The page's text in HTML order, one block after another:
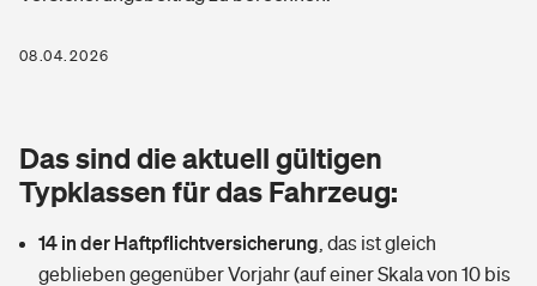
Berufshaftpflichtversicherung
Zur Übersicht
Tools
Glasversicherung
Kinderunfall­ver­si­che­rung
Kinderinvalidität
Private Krankenversicherung
Dread-Disease-Versicherung
Tierkrankenversicherung
08.04.2026
Das sind die aktuell gültigen
Typklassen für das Fahrzeug:
14 in der Haftpflichtversicherung das ist gleich
geblieben gegenüber Vorjahr (auf einer Skala von 10 bis